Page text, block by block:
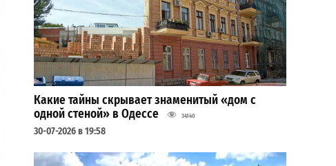
Какие тайны скрывает знаменитый «дом с
одной стеной» в Одессе
34140
30-07-2026 в 19:58